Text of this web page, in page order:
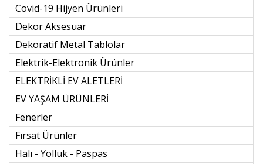
Covid-19 Hijyen Ürünleri
Dekor Aksesuar
Dekoratif Metal Tablolar
Elektrik-Elektronik Ürünler
ELEKTRİKLİ EV ALETLERİ
EV YAŞAM ÜRÜNLERİ
Fenerler
Fırsat Ürünler
Halı - Yolluk - Paspas